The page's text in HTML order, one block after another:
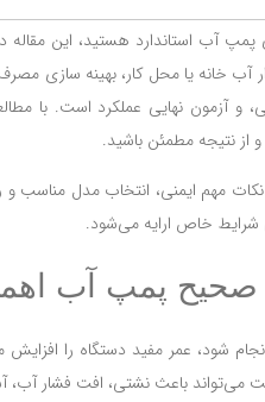
آب استاندارد هستید، این مقاله
خانه یا محل کار، بهینه ‌سازی
آزمون نهایی عملکرد است. با
نتیجه مطمئن باشید.
مهم ایمنی، انتخاب مدل مناسب
شرایط خاص ارایه می‌شود.
صحیح پمپ آب
شود، عمر مفید دستگاه را
می‌تواند باعث نشتی، افت فشار